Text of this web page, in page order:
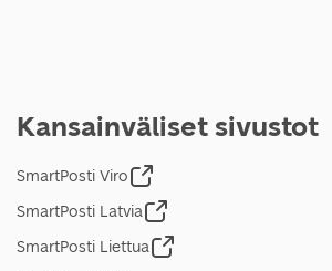
Kansainväliset sivustot
SmartPosti Viro
SmartPosti Latvia
SmartPosti Liettua